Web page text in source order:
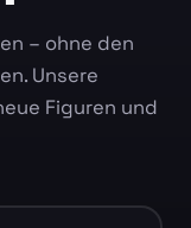
– ohne den
Unsere
Figuren und